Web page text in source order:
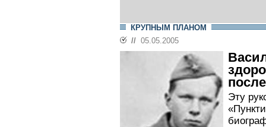
КРУПНЫМ ПЛАНОМ
// 05.05.2005
Эту